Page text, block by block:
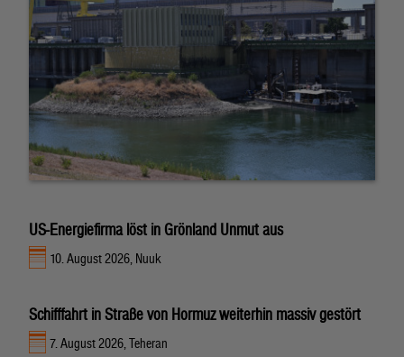
US-Energiefirma löst in Grönland Unmut aus
10. August 2026, Nuuk
Schifffahrt in Straße von Hormuz weiterhin massiv gestört
7. August 2026, Teheran